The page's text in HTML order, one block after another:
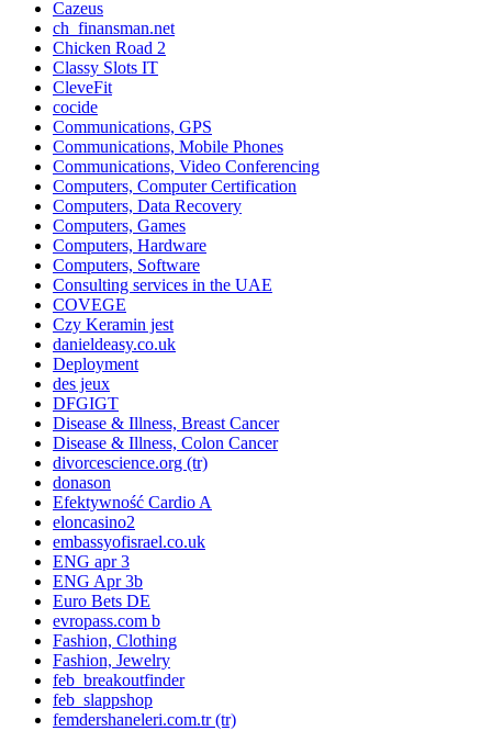
Cazeus
ch_finansman.net
Chicken Road 2
Classy Slots IT
CleveFit
cocide
Communications, GPS
Communications, Mobile Phones
Communications, Video Conferencing
Computers, Computer Certification
Computers, Data Recovery
Computers, Games
Computers, Hardware
Computers, Software
Consulting services in the UAE
COVEGE
Czy Keramin jest
danieldeasy.co.uk
Deployment
des jeux
DFGIGT
Disease & Illness, Breast Cancer
Disease & Illness, Colon Cancer
divorcescience.org (tr)
donason
Efektywność Cardio A
eloncasino2
embassyofisrael.co.uk
ENG apr 3
ENG Apr 3b
Euro Bets DE
evropass.com b
Fashion, Clothing
Fashion, Jewelry
feb_breakoutfinder
feb_slappshop
femdershaneleri.com.tr (tr)